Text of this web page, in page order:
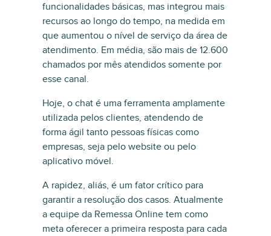
funcionalidades básicas, mas integrou mais
recursos ao longo do tempo, na medida em
que aumentou o nível de serviço da área de
atendimento. Em média, são mais de 12.600
chamados por mês atendidos somente por
esse canal.
Hoje, o chat é uma ferramenta amplamente
utilizada pelos clientes, atendendo de
forma ágil tanto pessoas físicas como
empresas, seja pelo website ou pelo
aplicativo móvel.
A rapidez, aliás, é um fator crítico para
garantir a resolução dos casos. Atualmente
a equipe da Remessa Online tem como
meta oferecer a primeira resposta para cada